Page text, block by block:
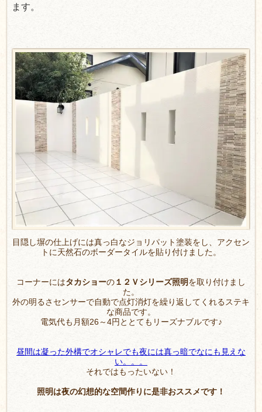
ます。
目隠し塀の仕上げには真っ白なジョリパット塗装をし、アクセン
トに天然石のボーダータイルを貼り付けました。
コーナーにはタカショーの１２Ｖシリーズ照明を取り付けまし
た。
外の明るさセンサーで自動で点灯消灯を繰り返してくれるステキ
な商品です。
電気代も月額26～4円ととてもリーズナブルです♪
昼間は凝った外構でオシャレでも夜には真っ暗でなにも見えな
い。。。
それではもったいない！
照明は夜の幻想的な空間作りに是非おススメです！